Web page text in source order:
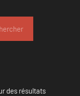
des résultats